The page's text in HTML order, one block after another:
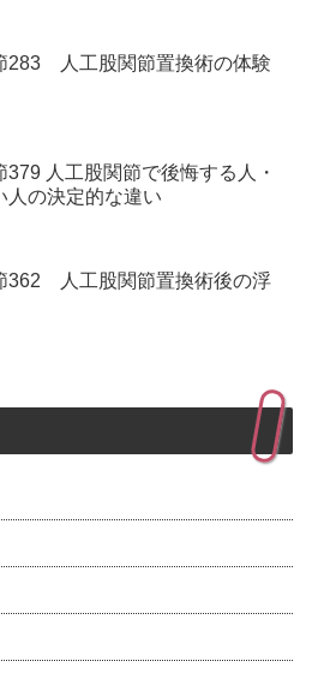
283 人工股関節置換術の体験
379 人工股関節で後悔する人・
人の決定的な違い
362 人工股関節置換術後の浮